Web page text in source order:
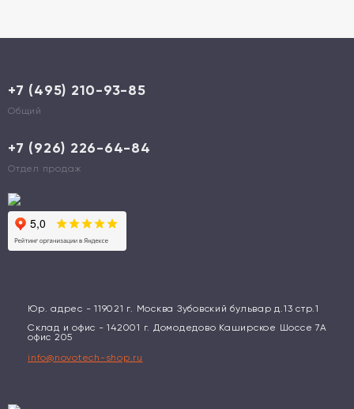
+7 (495) 210-93-85
Общий
+7 (926) 226-64-84
Отдел продаж
Юр. адрес - 119021 г. Москва Зубовский бульвар д.13 стр.1
Склад и офис - 142001 г. Домодедово Каширское Шоссе 7А
офис 205
info@novotech-shop.ru